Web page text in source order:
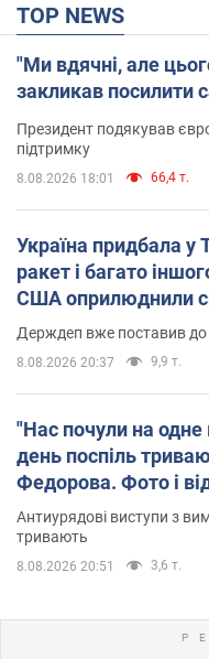
TOP NEWS
"Ми вдячні, але
закликав посилити
Президент подякував
підтримку
8.08.2026 18:01 66,4 т.
Україна придбала у
ракет і багато
США оприлюднили
Держдеп вже поставив
8.08.2026 20:37 9,9 т.
"Нас почули на одне
день поспіль
Федорова. Фото і
Антиурядові виступи з
тривають
8.08.2026 20:51 3,6 т.